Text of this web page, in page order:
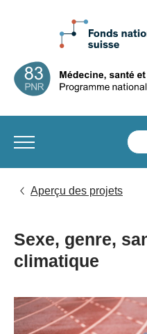
Aperçu des projets
Sexe, genre,
climatique